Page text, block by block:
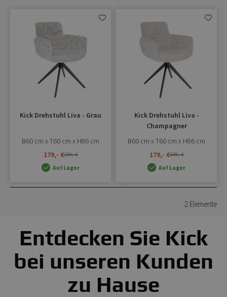
Kick Drehstuhl Liva - Grau
B60 cm x T60 cm x H86 cm
179,- €239,- €
Auf Lager
Kick Drehstuhl Liva -
Champagner
B60 cm x T60 cm x H86 cm
179,- €239,- €
Auf Lager
2 Elemente
Entdecken Sie Kick
bei unseren Kunden
zu Hause